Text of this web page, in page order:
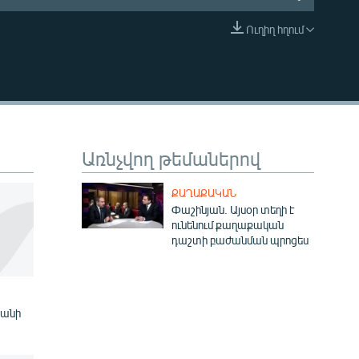
EMBED
Ուղիղ հղում
Առնչվող թեմաներով
ՔԱՂԱՔԱԿԱՆ
Փաշինյան. Այսօր տեղի է
ունենում քաղաքական
դաշտի բաժանման պրոցես